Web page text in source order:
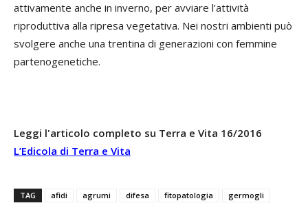
attivamente anche in inverno, per avviare l’attività
riproduttiva alla ripresa vegetativa. Nei nostri ambienti può
svolgere anche una trentina di generazioni con femmine
partenogenetiche.
Leggi l'articolo completo su Terra e Vita 16/2016
L’Edicola di Terra e Vita
TAG afidi agrumi difesa fitopatologia germogli